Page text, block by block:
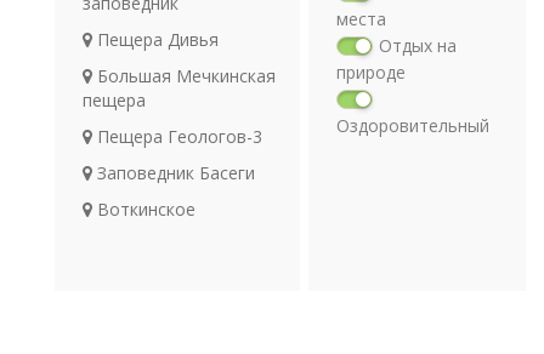
Пещера Дивья
Большая Мечкинская
пещера
Пещера Геологов-3
Заповедник Басеги
Воткинское
места
Отдых на
природе
Оздоровительный